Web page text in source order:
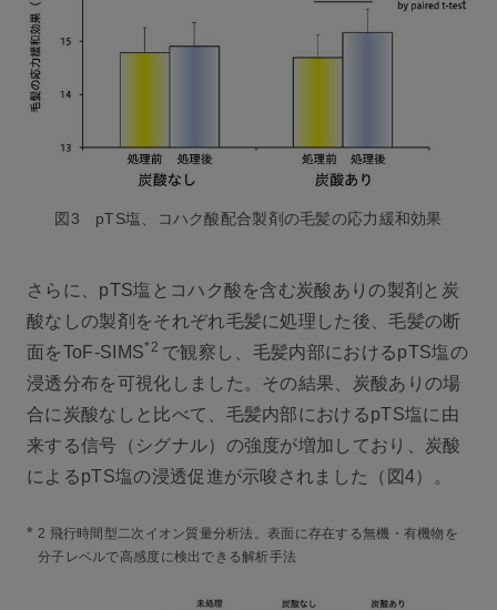
図3 pTS塩、コハク酸配合製剤の毛髪の応力緩和効果
さらに、pTS塩とコハク酸を含む炭酸ありの製剤と炭
酸なしの製剤をそれぞれ毛髪に処理した後、毛髪の断
面をToF-SIMS*2 で観察し、毛髪内部におけるpTS塩の
浸透分布を可視化しました。その結果、炭酸ありの場
合に炭酸なしと比べて、毛髪内部におけるpTS塩に由
来する信号（シグナル）の強度が増加しており、炭酸
によるpTS塩の浸透促進が示唆されました（図4）。
* 2 飛行時間型二次イオン質量分析法。表面に存在する無機・有機物を
分子レベルで高感度に検出できる解析手法